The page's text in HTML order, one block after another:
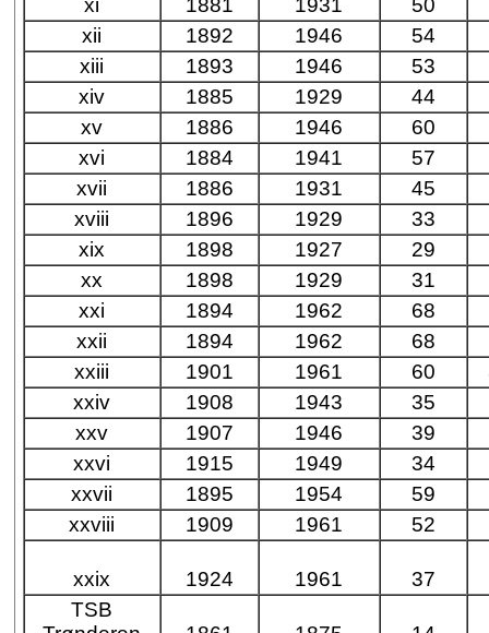
xii
1892 1946
54
xiii
1893 1946
53
xiv
1885 1929
44
xv
1886 1946 60
xvi
1884 1941
57
xvii
1886 1931
45
xviii
1896 1929
33
xix
1898 1927
29
xx
1898 1929
31
xxi
1894 1962
68
xxii
1894 1962
68
xxiii
1901 1961 60
xxiv
1908 1943
35
xxv
1907 1946
39
xxvi
1915 1949
34
xxvii
1895 1954
59
xxviii
1909 1961 52
xxix 1924 1961
37
TSB